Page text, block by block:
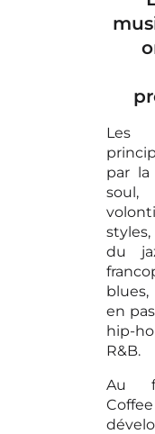
par
soul,
du
en
hip-
R&B.
Au